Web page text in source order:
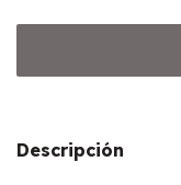
Descripción